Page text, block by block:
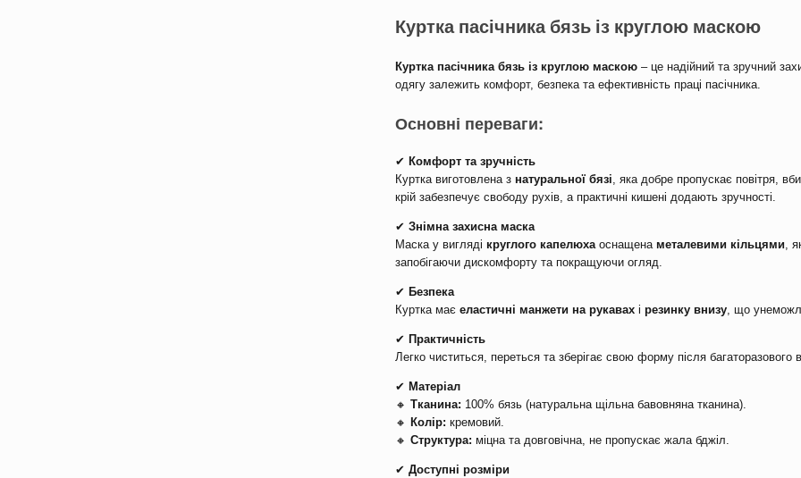
Куртка пасічника бязь із круглою маскою
Куртка пасічника бязь із круглою маскою – це надійний та зручний
одягу залежить комфорт, безпека та ефективність праці пасічника.
Основні переваги:
✔ Комфорт та зручність
Куртка виготовлена з натуральної бязі, яка добре пропускає повітря,
крій забезпечує свободу рухів, а практичні кишені додають зручності.
✔Знімна захисна маска
Маска у вигляді круглого капелюхаоснащена металевими кільцями,
запобігаючи дискомфорту та покращуючи огляд.
✔ Безпека
Куртка маєеластичні манжети на рукавах ірезинку внизу, що
✔ Практичність
Легко чиститься, переться та зберігає свою форму після багаторазового
✔ Матеріал
🔸Тканина: 100% бязь (натуральна щільна бавовняна тканина).
🔸 Колір: кремовий.
🔸Структура: міцна та довговічна, не пропускає жала бджіл.
✔Доступні розміри